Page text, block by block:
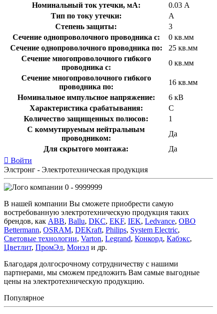
Номинальный ток утечки, мА:
0.03 А
Тип по току утечки:
A
Степень защиты:
3
Сечение однопроволочного проводника с:
0 кв.мм
Сечение однопроволочного проводника по:
25 кв.мм
Сечение многопроволочного гибкого
проводника с:
0 кв.мм
Сечение многопроволочного гибкого
проводника по:
16 кв.мм
Номинальное импульсное напряжение:
6 кВ
Характеристика срабатывания:
C
Количество защищенных полюсов:
1
С коммутируемым нейтральным
проводником:
Да
Для скрытого монтажа:
Да
Войти
Элстронг - Электротехническая продукция
0 - 9999999
В нашей компании Вы сможете приобрести самую
востребованную электротехническую продукция таких
брендов, как ABB, Ballu, DKC, EKF, IEK, Ledvance, OBO
Bettermann, OSRAM, DEKraft, Philips, System Electric,
Световые технологии, Varton, Legrand, Конкорд, Кабэкс,
Цветлит, ПромЭл, Монэл и др.
Благодаря долгосрочному сотрудничеству с нашими
партнерами, мы сможем предложить Вам самые выгодные
цены на электротехническую продукцию.
Популярное